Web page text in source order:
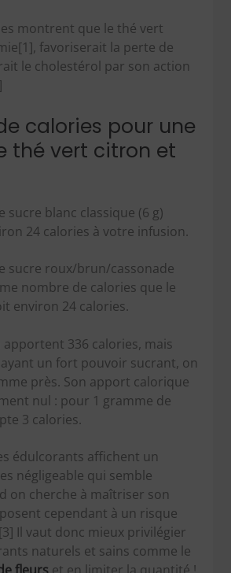
montrent que le thé vert
favoriserait la perte de
le cholestérol par son action
calories pour une
thé vert citron et
sucre blanc classique (6 g)
24 calories à votre infusion.
sucre roux/brun/cassonade
nombre de calories que le
environ 24 calories.
apportent 336 calories, mais
un fort pouvoir sucrant, on
près. Son apport calorique
nul : pour 1 gramme de
3 calories.
édulcorants affichent un
négligeable qui semble
on cherche à maîtriser son
cependant à un risque
Il vaut donc mieux privilégier
naturels et sains comme le